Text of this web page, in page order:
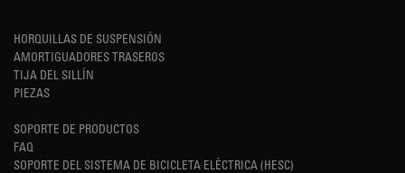
HORQUILLAS DE SUSPENSIÓN
AMORTIGUADORES TRASEROS
TIJA DEL SILLÍN
PIEZAS
SOPORTE DE PRODUCTOS
FAQ
SOPORTE DEL SISTEMA DE BICICLETA ELÉCTRICA (HESC)